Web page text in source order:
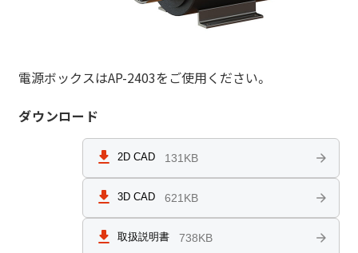
DB-4155EF
電源ボックス（AP-2403）
マニュアルブースタ
電源ボックスはAP-2403をご使用ください。
ダウンロード
2D CAD 131KB
3D CAD 621KB
取扱説明書 738KB